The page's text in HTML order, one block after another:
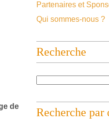
de
Partenaires et
Qui sommes-nous ?
Recherche
Recherche par